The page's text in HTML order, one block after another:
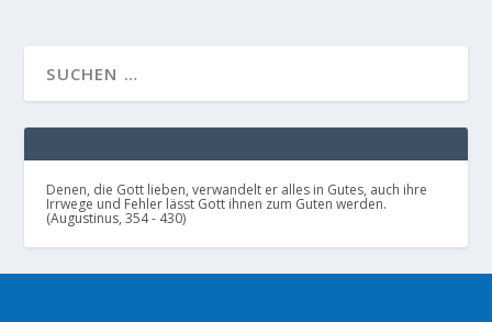
Denen, die Gott lieben, verwandelt er alles in Gutes, auch ihre
Irrwege und Fehler lässt Gott ihnen zum Guten werden.
(Augustinus, 354 - 430)